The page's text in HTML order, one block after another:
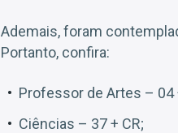
Ademais, foram
Portanto, confira:
Professor de Artes – 04
Ciências – 37 + CR;